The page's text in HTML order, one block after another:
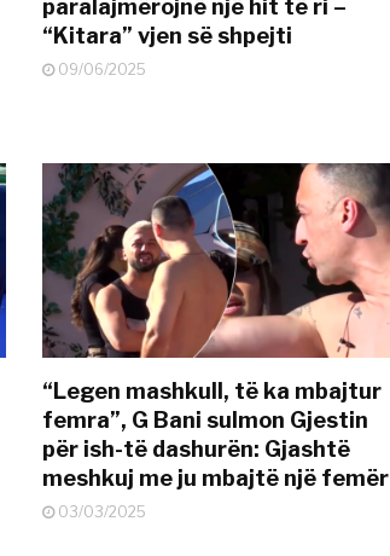
paralajmërojnë një hit të ri –
“Kitara” vjen së shpejti
09/06/2025
“Legen mashkull, të ka mbajtur
femra”, G Bani sulmon Gjestin
për ish-të dashurën: Gjashtë
meshkuj me ju mbajtë një femër
03/03/2025